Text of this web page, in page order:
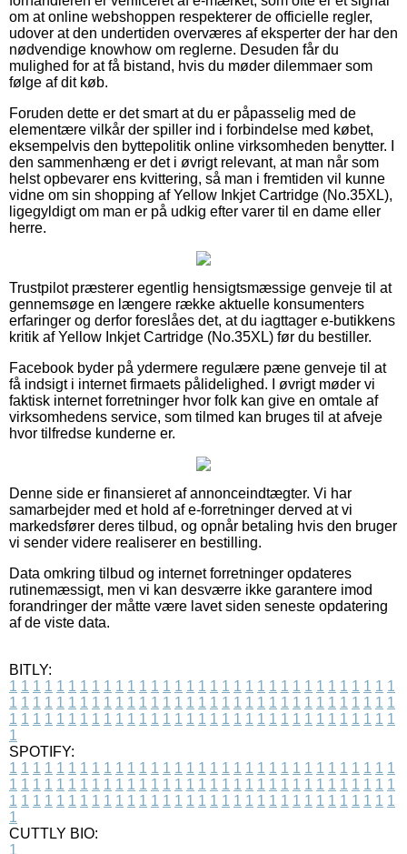
om at online webshoppen respekterer de officielle regler,
udover at den undertiden overværes af eksperter der har den
nødvendige knowhow om reglerne. Desuden får du
mulighed for at få bistand, hvis du møder dilemmaer som
følge af dit køb.
Foruden dette er det smart at du er påpasselig med de
elementære vilkår der spiller ind i forbindelse med købet,
eksempelvis den byttepolitik online virksomheden benytter. I
den sammenhæng er det i øvrigt relevant, at man når som
helst opbevarer ens kvittering, så man i fremtiden vil kunne
vidne om sin shopping af Yellow Inkjet Cartridge (No.35XL),
ligegyldigt om man er på udkig efter varer til en dame eller
herre.
Trustpilot præsterer egentlig hensigtsmæssige genveje til at
gennemsøge en længere række aktuelle konsumenters
erfaringer og derfor foreslåes det, at du iagttager e-butikkens
kritik af Yellow Inkjet Cartridge (No.35XL) før du bestiller.
Facebook byder på ydermere regulære pæne genveje til at
få indsigt i internet firmaets pålidelighed. I øvrigt møder vi
faktisk internet forretninger hvor folk kan give en omtale af
virksomhedens service, som tilmed kan bruges til at afveje
hvor tilfredse kunderne er.
Denne side er finansieret af annonceindtægter. Vi har
samarbejder med et hold af e-forretninger derved at vi
markedsfører deres tilbud, og opnår betaling hvis den bruger
vi sender videre realiserer en bestilling.
Data omkring tilbud og internet forretninger opdateres
rutinemæssigt, men vi kan desværre ikke garantere imod
forandringer der måtte være lavet siden seneste opdatering
af de viste data.
BITLY:
1 1 1 1 1 1 1 1 1 1 1 1 1 1 1 1 1 1 1 1 1 1 1 1 1 1 1 1 1 1 1 1 1
1 1 1 1 1 1 1 1 1 1 1 1 1 1 1 1 1 1 1 1 1 1 1 1 1 1 1 1 1 1 1 1 1
1 1 1 1 1 1 1 1 1 1 1 1 1 1 1 1 1 1 1 1 1 1 1 1 1 1 1 1 1 1 1 1 1
1
SPOTIFY:
1 1 1 1 1 1 1 1 1 1 1 1 1 1 1 1 1 1 1 1 1 1 1 1 1 1 1 1 1 1 1 1 1
1 1 1 1 1 1 1 1 1 1 1 1 1 1 1 1 1 1 1 1 1 1 1 1 1 1 1 1 1 1 1 1 1
1 1 1 1 1 1 1 1 1 1 1 1 1 1 1 1 1 1 1 1 1 1 1 1 1 1 1 1 1 1 1 1 1
1
CUTTLY BIO:
1